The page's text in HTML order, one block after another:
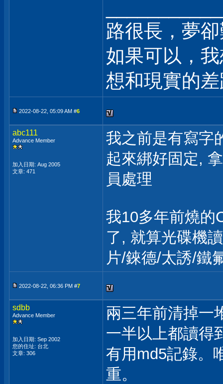
路很長，夢
如果可以，
想和現實的
2022-08-22, 05:09 AM #6
abc111
Advance Member
加入日期: Aug 2005
文章: 471
我之前是有寫字
起來綁好固定,
員處理
我10多年前燒的
了, 就算光碟機
片/錸德/太誘/鐵
2022-08-22, 06:36 PM #7
sdbb
Advance Member
加入日期: Sep 2002
您的住址: 台北
文章: 306
兩三年前清掉一
一半以上都讀得
有用md5記錄。
重。